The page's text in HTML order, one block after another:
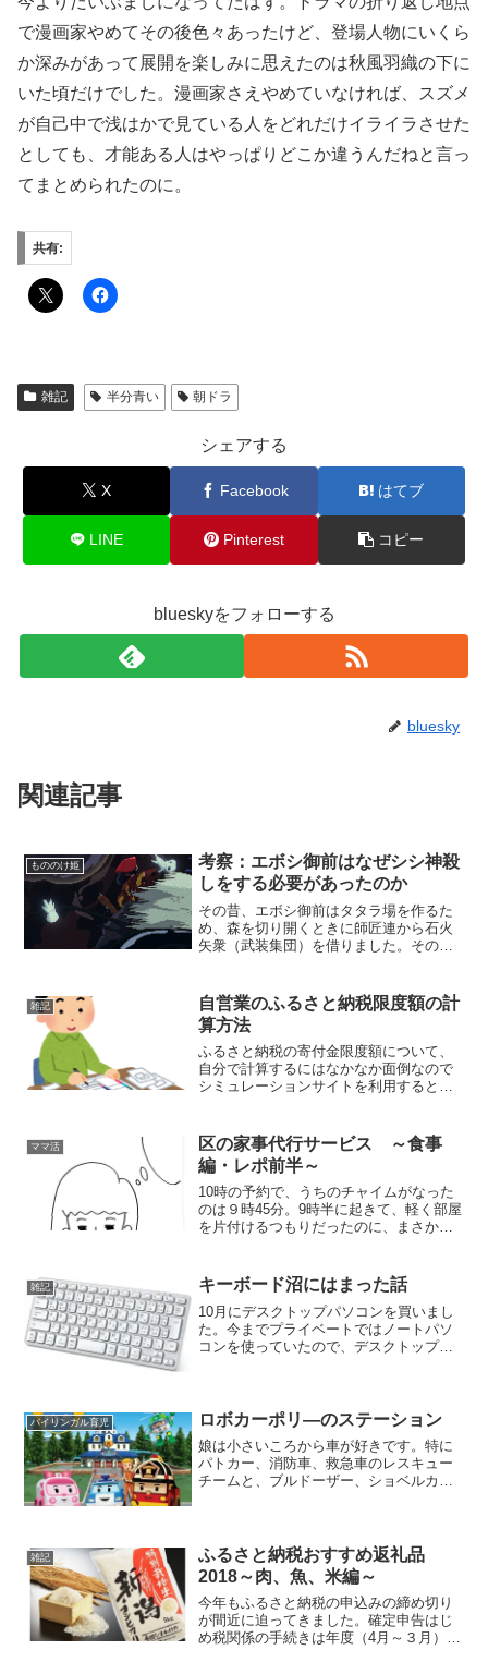
で漫画家やめてその後色々あったけど、登場人物にいくら
か深みがあって展開を楽しみに思えたのは秋風羽織の下に
いた頃だけでした。漫画家さえやめていなければ、スズメ
が自己中で浅はかで見ている人をどれだけイライラさせた
としても、才能ある人はやっぱりどこか違うんだねと言っ
てまとめられたのに。
共有:
雑記 半分青い 朝ドラ
シェアする
X Facebook はてブ
LINE Pinterest コピー
blueskyをフォローする
bluesky
関連記事
もののけ姫
考察：エボシ御前はなぜシシ神殺
しをする必要があったのか
その昔、エボシ御前はタタラ場を作るた
め、森を切り開くときに師匠連から石火
矢衆（武装集団）を借りました。その見
雑記
自営業のふるさと納税限度額の計
算方法
ふるさと納税の寄付金限度額について、
自分で計算するにはなかなか面倒なので
シミュレーションサイトを利用すると便
者向けのものはなかなかありません。給
与所得者の年収と同じように単純に売上
を入力してしまっては限度額を間違って
しまいます。
ママ活
区の家事代行サービス ～食事
編・レポ前半～
10時の予約で、うちのチャイムがなった
のは９時45分。9時半に起きて、軽く部屋
を片付けるつもりだったのに、まさかも
みたいです。午前休を取ってまだベッド
で休んでいた彼もこれにはびっくり。
「ずいぶん早くないか？！」
雑記 キーボード沼にはまった話
10月にデスクトップパソコンを買いまし
た。今までプライベートではノートパソ
コンを使っていたので、デスクトップに
題でしたが、キーボード選びはその何倍
も複雑で苦労しました。実際にいくつか
触って試したのでそれぞれの所感をここ
に記録しておきます。
バイリンガル育児 ロボカーポリ―のステーション
娘は小さいころから車が好きです。特に
パトカー、消防車、救急車のレスキュー
チームと、ブルドーザー、ショベルカ
「女の子なのに珍しい」と言われます
が、何かを好きになるのに男も女もない
と思っています。あるのは自分らしさだ
け。
雑記
ふるさと納税おすすめ返礼品
2018～肉、魚、米編～
今年もふるさと納税の申込みの締め切り
が間近に迫ってきました。確定申告はじ
め税関係の手続きは年度（4月～３月）で